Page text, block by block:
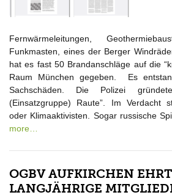
Fernwärmeleitungen,
Funkmasten, eines der Berger
hat es fast 50 Brandanschläge auf die
Raum München gegeben. Es
Sachschäden. Die Polizei
(Einsatzgruppe) Raute”. Im Verdacht
oder Klimaaktivisten. Sogar russische
more…
OGBV AUFKIRCHEN EHRT
LANGJÄHRIGE